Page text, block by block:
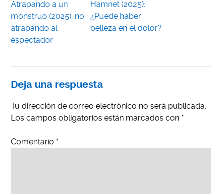
Atrapando a un
monstruo (2025): no
atrapando al
espectador
Hamnet (2025):
¿Puede haber
belleza en el dolor?
Deja una respuesta
Tu dirección de correo electrónico no será publicada.
Los campos obligatorios están marcados con *
Comentario *